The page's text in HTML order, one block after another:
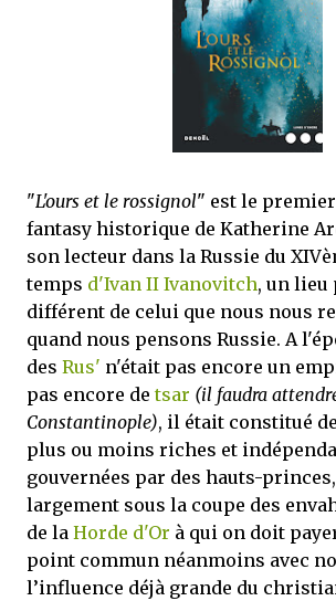
mettre sous tous les yeux. C'est cela...
"L'ours et le rossignol" est le
fantasy historique de Katherine
son lecteur dans la Russie du
temps d'Ivan II Ivanovitch, un lieu
différent de celui que nous nous
quand nous pensons Russie. A
des Rus' n'était pas encore un
pas encore detsar (il faudra
Constantinople), il était constitué
plus ou moins riches et
gouvernées par des hauts-
largement sous la coupe des
de la Horde d'Or à qui on doit
point commun néanmoins avec
l’influence déjà grande du